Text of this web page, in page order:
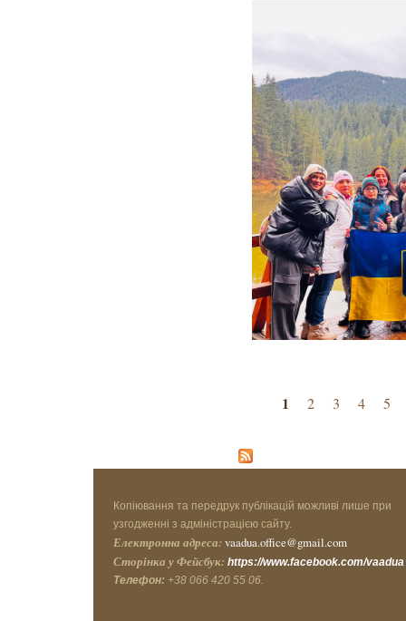
Страницы
1 2 3 4 5
Копіювання та передрук публікацій можливі лише при
узгодженні з адміністрацією сайту.
Електронна адреса: vaadua.office@gmail.com
Сторінка у Фейсбук: https://www.facebook.com/vaadua
Телефон: +38 066 420 55 06.